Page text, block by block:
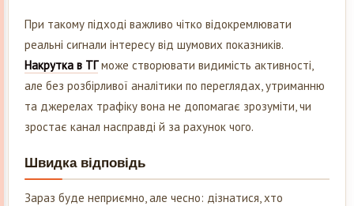
При такому підході важливо чітко відокремлювати
реальні сигнали інтересу від шумових показників.
Накрутка в ТГможе створювати видимість активності,
але без розбірливої аналітики по переглядах, утриманню
та джерелах трафіку вона не допомагає зрозуміти, чи
зростає канал насправді й за рахунок чого.
Швидка відповідь
Зараз буде неприємно, але чесно: дізнатися, хто